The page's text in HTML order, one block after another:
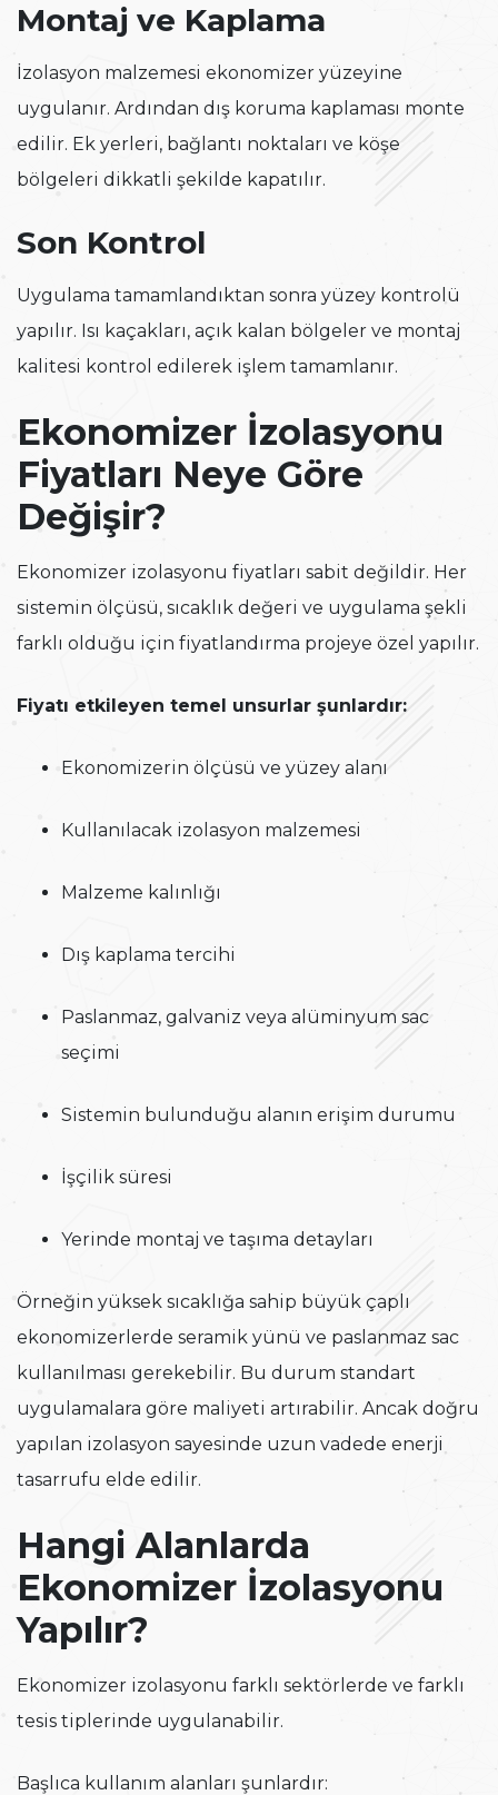
Montaj ve Kaplama
İzolasyon malzemesi ekonomizer yüzeyine
uygulanır. Ardından dış koruma kaplaması monte
edilir. Ek yerleri, bağlantı noktaları ve köşe
bölgeleri dikkatli şekilde kapatılır.
Son Kontrol
Uygulama tamamlandıktan sonra yüzey kontrolü
yapılır. Isı kaçakları, açık kalan bölgeler ve montaj
kalitesi kontrol edilerek işlem tamamlanır.
Ekonomizer İzolasyonu
Fiyatları Neye Göre
Değişir?
Ekonomizer izolasyonu fiyatları sabit değildir. Her
sistemin ölçüsü, sıcaklık değeri ve uygulama şekli
farklı olduğu için fiyatlandırma projeye özel yapılır.
Fiyatı etkileyen temel unsurlar şunlardır:
Ekonomizerin ölçüsü ve yüzey alanı
Kullanılacak izolasyon malzemesi
Malzeme kalınlığı
Dış kaplama tercihi
Paslanmaz, galvaniz veya alüminyum sac
seçimi
Sistemin bulunduğu alanın erişim durumu
İşçilik süresi
Yerinde montaj ve taşıma detayları
Örneğin yüksek sıcaklığa sahip büyük çaplı
ekonomizerlerde seramik yünü ve paslanmaz sac
kullanılması gerekebilir. Bu durum standart
uygulamalara göre maliyeti artırabilir. Ancak doğru
yapılan izolasyon sayesinde uzun vadede enerji
tasarrufu elde edilir.
Hangi Alanlarda
Ekonomizer İzolasyonu
Yapılır?
Ekonomizer izolasyonu farklı sektörlerde ve farklı
tesis tiplerinde uygulanabilir.
Başlıca kullanım alanları şunlardır: